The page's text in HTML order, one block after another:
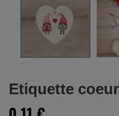
Etiquette